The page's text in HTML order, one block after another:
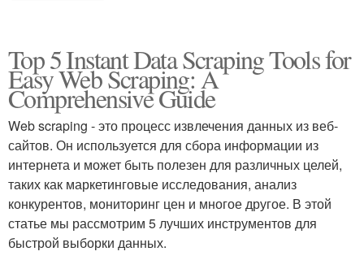
Top 5 Instant Data Scraping Tools for
Easy Web Scraping: A
Comprehensive Guide
Web scraping - это процесс извлечения данных из веб-
сайтов. Он используется для сбора информации из
интернета и может быть полезен для различных целей,
таких как маркетинговые исследования, анализ
конкурентов, мониторинг цен и многое другое. В этой
статье мы рассмотрим 5 лучших инструментов для
быстрой выборки данных.